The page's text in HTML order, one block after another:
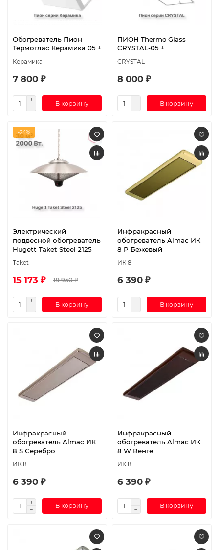
Обогреватель Пион
Термоглас Керамика 05 +
Керамика
7 800 ₽
В корзину
ПИОН Thermo Glass
CRYSTAL-05 +
CRYSTAL
8 000 ₽
В корзину
-24%
Электрический
подвесной обогреватель
Hugett Taket Steel 2125
Taket
15 173 ₽ 19 950 ₽
В корзину
Инфракрасный
обогреватель Almac ИК
8 P Бежевый
ИК 8
6 390 ₽
В корзину
Инфракрасный
обогреватель Almac ИК
8 S Серебро
ИК 8
6 390 ₽
В корзину
Инфракрасный
обогреватель Almac ИК
8 W Венге
ИК 8
6 390 ₽
В корзину